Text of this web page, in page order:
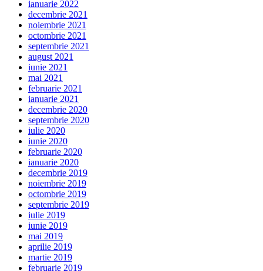
ianuarie 2022
decembrie 2021
noiembrie 2021
octombrie 2021
septembrie 2021
august 2021
iunie 2021
mai 2021
februarie 2021
ianuarie 2021
decembrie 2020
septembrie 2020
iulie 2020
iunie 2020
februarie 2020
ianuarie 2020
decembrie 2019
noiembrie 2019
octombrie 2019
septembrie 2019
iulie 2019
iunie 2019
mai 2019
aprilie 2019
martie 2019
februarie 2019